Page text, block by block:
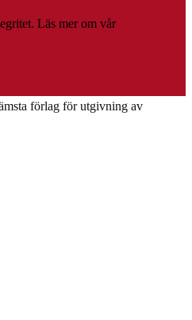
Läs mer om vår
förlag för utgivning av